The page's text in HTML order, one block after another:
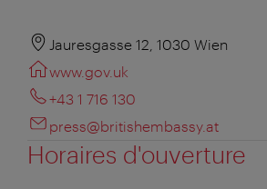
Jauresgasse 12, 1030 Wien
www.gov.uk
+43 1 716 130
press@britishembassy.at
Horaires d'ouverture